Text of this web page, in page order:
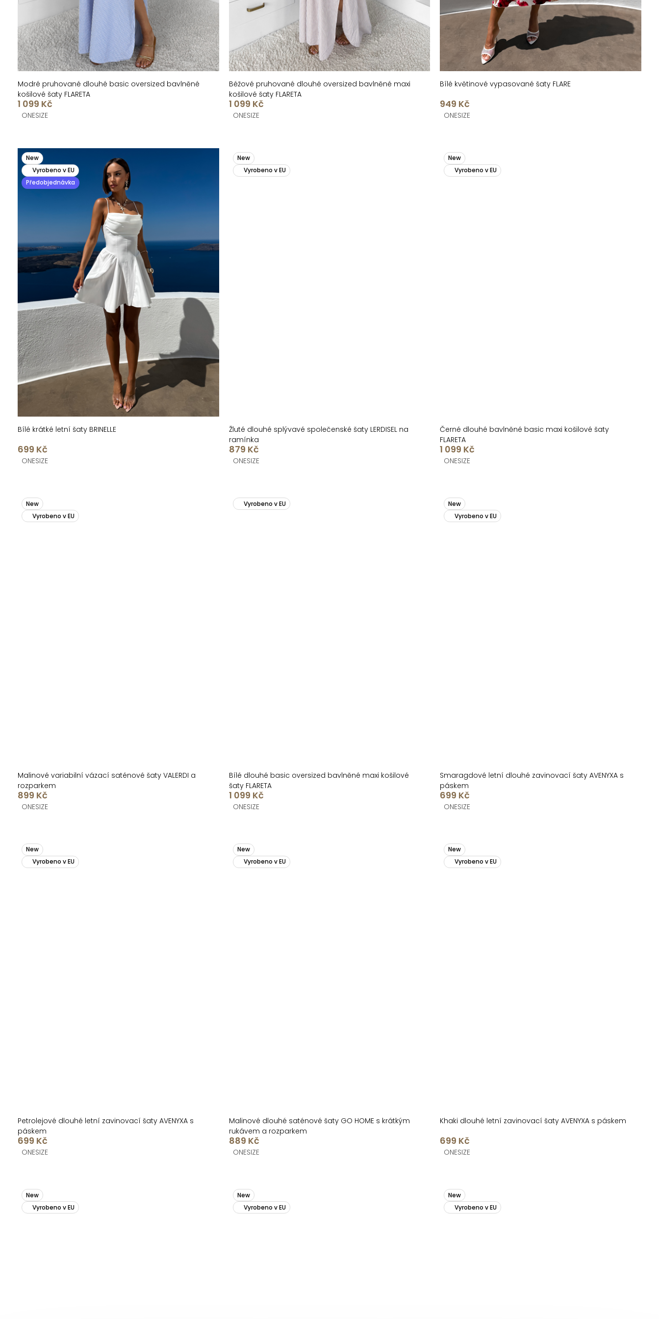
ů
t
ů
Modré pruhované dlouhé basic oversized bavlněné
košilové šaty FLARETA
1 099 Kč
ONESIZE
Béžové pruhované dlouhé oversized bavlněné maxi
košilové šaty FLARETA
1 099 Kč
ONESIZE
Bílé květinové vypasované šaty FLARE
949 Kč
ONESIZE
New
Vyrobeno v EU
Předobjednávka
Bílé krátké letní šaty BRINELLE
699 Kč
ONESIZE
New
Vyrobeno v EU
Žluté dlouhé splývavé společenské šaty LERDISEL na
ramínka
879 Kč
ONESIZE
New
Vyrobeno v EU
Černé dlouhé bavlněné basic maxi košilové šaty
FLARETA
1 099 Kč
ONESIZE
New
Vyrobeno v EU
Malinové variabilní vázací saténové šaty VALERDI a
rozparkem
899 Kč
ONESIZE
Vyrobeno v EU
Bílé dlouhé basic oversized bavlněné maxi košilové
šaty FLARETA
1 099 Kč
ONESIZE
New
Vyrobeno v EU
Smaragdové letní dlouhé zavinovací šaty AVENYXA s
páskem
699 Kč
ONESIZE
New
Vyrobeno v EU
Petrolejové dlouhé letní zavinovací šaty AVENYXA s
páskem
699 Kč
ONESIZE
New
Vyrobeno v EU
Malinové dlouhé saténové šaty GO HOME s krátkým
rukávem a rozparkem
889 Kč
ONESIZE
New
Vyrobeno v EU
Khaki dlouhé letní zavinovací šaty AVENYXA s páskem
699 Kč
ONESIZE
New
Vyrobeno v EU
New
Vyrobeno v EU
New
Vyrobeno v EU